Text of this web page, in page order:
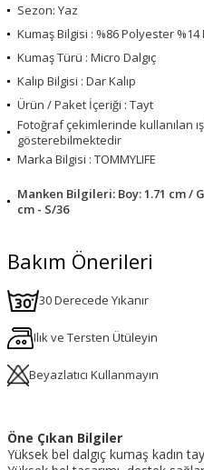
Sezon: Yaz
Kumaş Bilgisi : %86 Polyester %14
Kumaş Türü : Micro Dalgıç
Kalıp Bilgisi : Dar Kalıp
Ürün / Paket İçeriği : Tayt
Fotoğraf çekimlerinde kullanılan
gösterebilmektedir
Marka Bilgisi : TOMMYLIFE
Manken Bilgileri: Boy: 1.71 cm /
cm - S/36
Bakım Önerileri
30 Derecede Yıkanır
Ilık ve Tersten Ütüleyin
Beyazlatıcı Kullanmayın
Öne Çıkan Bilgiler
Yüksek bel dalgıç kumaş kadın